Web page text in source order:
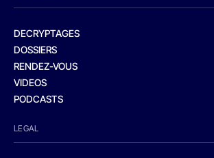
DECRYPTAGES
DOSSIERS
RENDEZ-VOUS
VIDEOS
PODCASTS
LEGAL